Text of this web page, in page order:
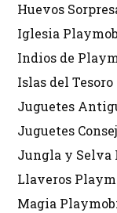
Huevos
Iglesia
Indios de
Islas del
Juguetes
Juguetes
Jungla y Selva
Llaveros
Magia